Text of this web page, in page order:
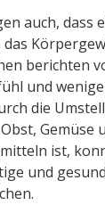
auch, dass
berichten
und
die
Gemüse
ist,
und